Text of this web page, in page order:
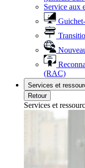
Service aux
(RAC)
Services et
Retour
Services et